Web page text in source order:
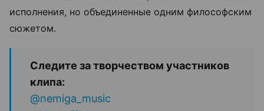
исполнения, но объединенные одним философским
сюжетом.
Следите за творчеством участников
клипа:
@nemiga_music